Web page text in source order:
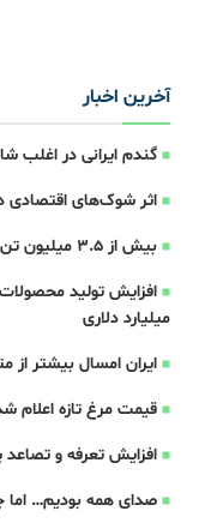
آخرین اخبار
گندم ایرانی در
اثر شوک‌های اقتصادی در زنجیره
بیش از ۳.۵ میلیون تن کالا با اجرای «تقدم قبض انبار» وارد کشور شد
میلیارد دلاری
ایران امسال بیشتر از متوسط 5 ساله غله
قیمت مرغ تازه اعلام
افزایش تعرفه و
صدای همه بودیم…